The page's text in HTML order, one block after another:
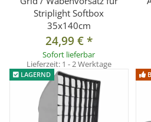
Striplight Softbox
35x140cm
24,99 €*
Sofort lieferbar
Lieferzeit: 1 - 2 Werktage
LAGERND